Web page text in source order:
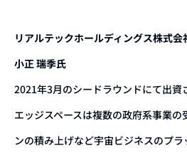
リアルテックホールディングス株式会
小正 瑞季氏
2021年3月のシードラウンドにて出資
エッジスペースは複数の政府系事業の
ンの積み上げなど宇宙ビジネスのプ